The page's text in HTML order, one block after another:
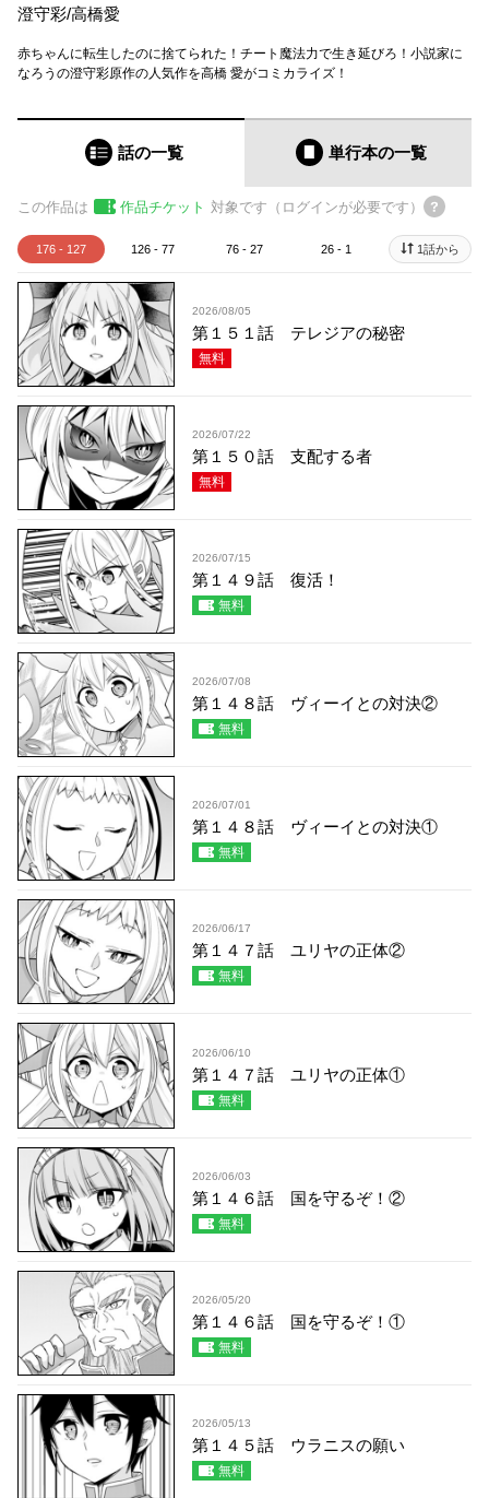
澄守彩/高橋愛
赤ちゃんに転生したのに捨てられた！チート魔法力で生き延びろ！小説家に
なろうの澄守彩原作の人気作を高橋 愛がコミカライズ！
話の一覧 単行本の一覧
この作品は 作品チケット 対象です（ログインが必要です）
176 - 127 126 - 77 76 - 27 26 - 1 1話から
2026/08/05
第１５１話 テレジアの秘密
無料
2026/07/22
第１５０話 支配する者
無料
2026/07/15
第１４９話 復活！
無料
2026/07/08
第１４８話 ヴィーイとの対決②
無料
2026/07/01
第１４８話 ヴィーイとの対決①
無料
2026/06/17
第１４７話 ユリヤの正体②
無料
2026/06/10
第１４７話 ユリヤの正体①
無料
2026/06/03
第１４６話 国を守るぞ！②
無料
2026/05/20
第１４６話 国を守るぞ！①
無料
2026/05/13
第１４５話 ウラニスの願い
無料